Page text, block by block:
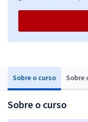
Sobre o curso Sobre
Sobre o curso